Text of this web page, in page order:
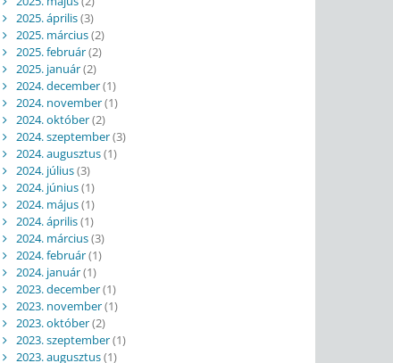
2025. április(3)
2025. március(2)
2025. február(2)
2025. január(2)
2024. december(1)
2024. november(1)
2024. október(2)
2024. szeptember(3)
2024. augusztus(1)
2024. július(3)
2024. június(1)
2024. május(1)
2024. április(1)
2024. március(3)
2024. február(1)
2024. január(1)
2023. december(1)
2023. november(1)
2023. október(2)
2023. szeptember(1)
2023. augusztus(1)